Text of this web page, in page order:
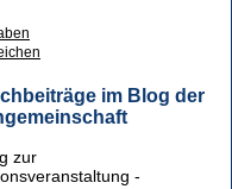
im Blog der
zur
-